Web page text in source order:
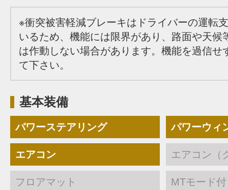
※衝突被害軽減ブレーキはドライバーの運転
いるため、機能には限界があり、路面や天候
は作動しない場合があります。機能を過信せ
て下さい。
基本装備
パワーステアリング パワーウィ
エアコン エアコン（
フロアマット MTモード